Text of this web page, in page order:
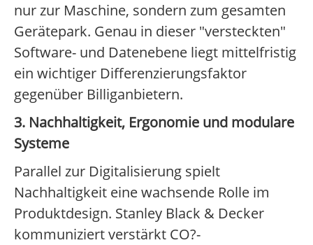
nur zur Maschine, sondern zum gesamten
Gerätepark. Genau in dieser "versteckten"
Software- und Datenebene liegt mittelfristig
ein wichtiger Differenzierungsfaktor
gegenüber Billiganbietern.
3. Nachhaltigkeit, Ergonomie und modulare
Systeme
Parallel zur Digitalisierung spielt
Nachhaltigkeit eine wachsende Rolle im
Produktdesign. Stanley Black & Decker
kommuniziert verstärkt CO?-